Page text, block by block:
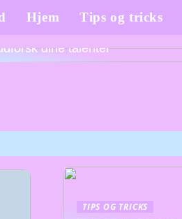
Hjem Tips og tricks
dine talenter
TIPS OG TRICKS